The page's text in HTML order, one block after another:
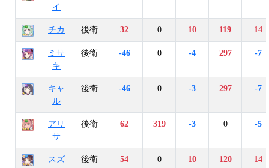
イ
チカ 後衛 32 0 10 119 14
ミサ
キ
後衛 -46 0 -4 297 -7
キャ
ル
後衛 -46 0 -3 297 -7
アリ
サ
後衛 62 319 -3 0 -5
スズ
後衛 54 0 10 120 14